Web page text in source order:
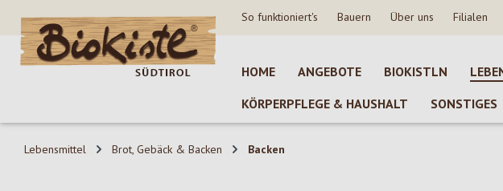
Hauptinhalt springen
Zur Suche springen
Zur Hauptnavigation springen So funktioniert's Bauern Über uns Filialen
HOME ANGEBOTE BIOKISTLN
KÖRPERPFLEGE & HAUSHALT
SONSTIGES
Lebensmittel Brot, Gebäck & Backen Backen